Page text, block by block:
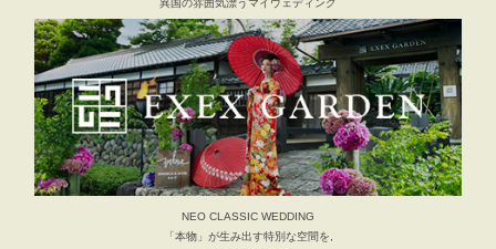
異国の雰囲気漂うマイウェディング
NEO CLASSIC WEDDING
「本物」が生み出す特別な空間を,